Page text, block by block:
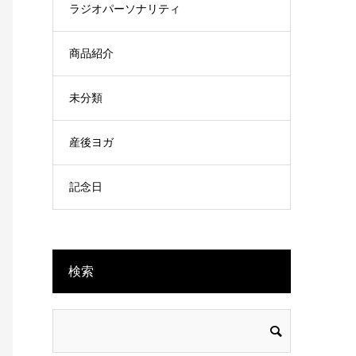
ラジオパーソナリティ
商品紹介
未分類
産後ヨガ
記念日
検索